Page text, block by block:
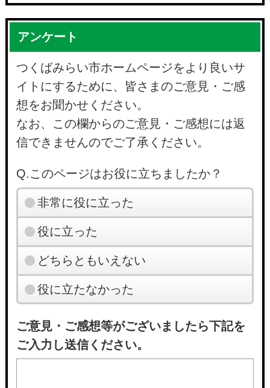
アンケート
つくばみらい市ホームページをより良いサ
イトにするために、皆さまのご意見・ご感
想をお聞かせください。
なお、この欄からのご意見・ご感想には返
信できませんのでご了承ください。
Q.このページはお役に立ちましたか？
非常に役に立った
役に立った
どちらともいえない
役に立たなかった
ご意見・ご感想等がございましたら下記を
ご入力し送信ください。